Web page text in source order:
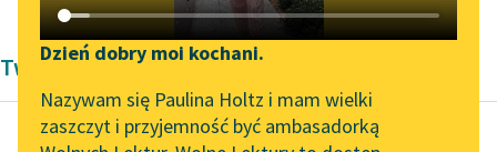
Katalog DAISY
Podkasty o książkach
Zgłoś brak utworu
Aktualności
Spotkanie z Katarzyną
Narzędzia
Mapa Wolnych Lektur
Dzień dobry moi kochani.
Nazywam się Paulina Holtz i mam wielki
zaszczyt i przyjemność być ambasadorką
Twórczość Pozytywizm Bolesław Prus